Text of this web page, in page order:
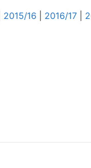
2015/16 2016/17